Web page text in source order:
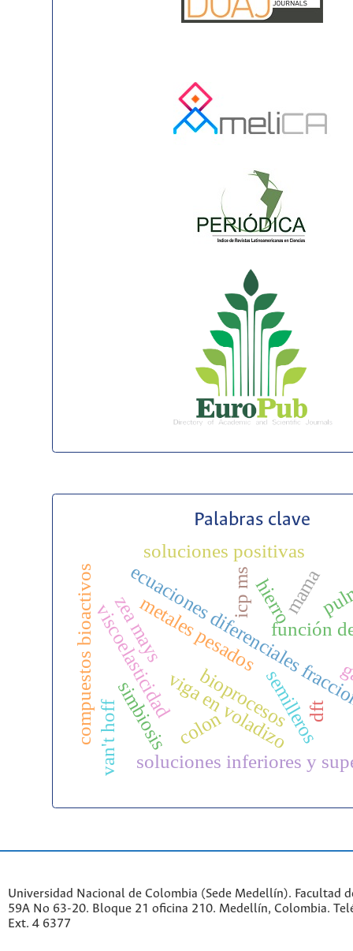
Palabras clave
ecuaciones diferenciales
viga en voladizo
soluciones positivas
función
soluciones inferiores y
viscoelasticidadmetales pesadoshierromama
colon
icp ms
bioprocesos
compuestos bioactivos semilleros
simbiosis
zea mays
dft
van't hoff
Universidad Nacional de Colombia (Sede Medellín). Facultad
59A No 63-20. Bloque 21 oficina 210. Medellín, Colombia.
Ext. 4 6377